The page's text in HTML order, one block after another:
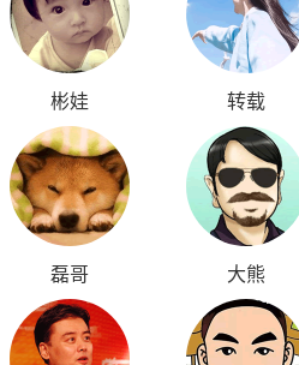
彬娃 转载
磊哥 大熊